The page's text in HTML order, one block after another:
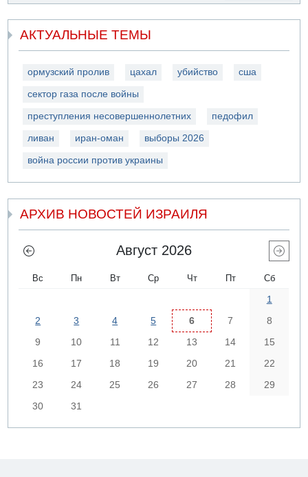
АКТУАЛЬНЫЕ ТЕМЫ
ормузский пролив цахал убийство сша
сектор газа после войны
преступления несовершеннолетних педофил
ливан иран-оман выборы 2026
война россии против украины
АРХИВ НОВОСТЕЙ ИЗРАИЛЯ
Август 2026
Вс Пн Вт Ср Чт Пт Сб
1
2
3 4 5 6 7
8
9
10 11 12 13 14
15
16
17 18 19 20 21
22
23
24 25 26 27 28
29
30
31